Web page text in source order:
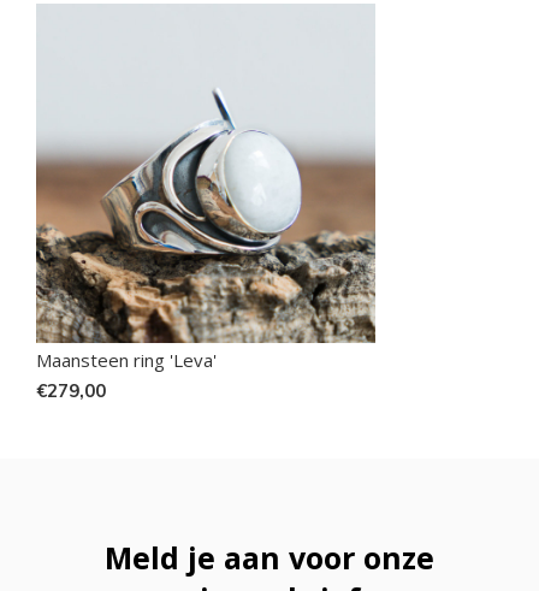
Maansteen ring 'Leva'
€279,00
Meld je aan voor onze